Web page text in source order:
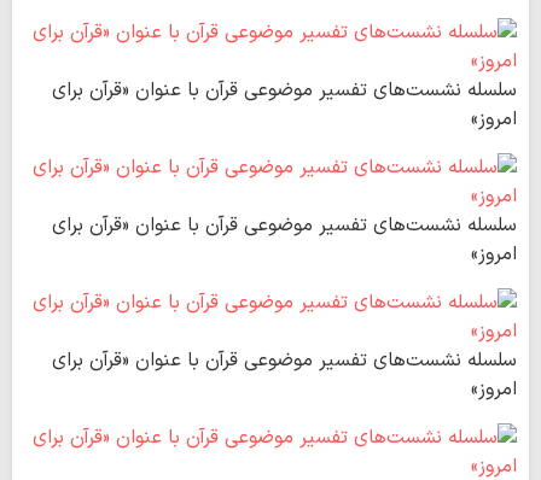
سلسله نشست‌های تفسیر موضوعی قرآن با عنوان «قرآن برای
امروز»
سلسله نشست‌های تفسیر موضوعی قرآن با عنوان «قرآن برای
امروز»
سلسله نشست‌های تفسیر موضوعی قرآن با عنوان «قرآن برای
امروز»